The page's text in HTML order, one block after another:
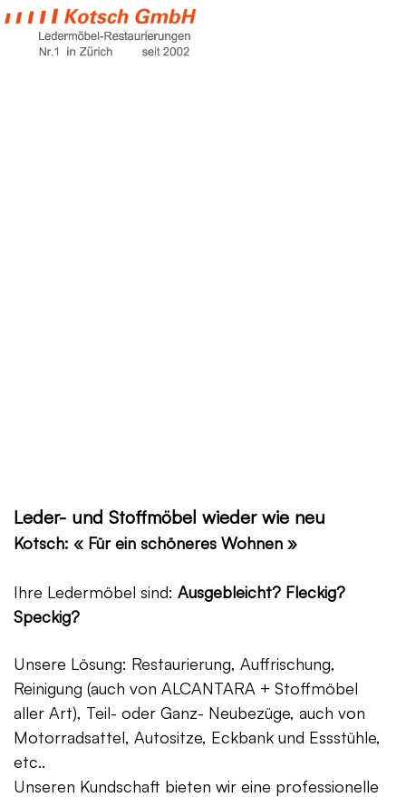
Leder- und Stoffmöbel wieder wie neu
Kotsch: « Für ein schöneres Wohnen »
Ihre Ledermöbel sind: Ausgebleicht? Fleckig?
Speckig?
Unsere Lösung: Restaurierung, Auffrischung,
Reinigung (auch von ALCANTARA + Stoffmöbel
aller Art), Teil- oder Ganz- Neubezüge, auch von
Motorradsattel, Autositze, Eckbank und Essstühle,
etc..
Unseren Kundschaft bieten wir eine professionelle